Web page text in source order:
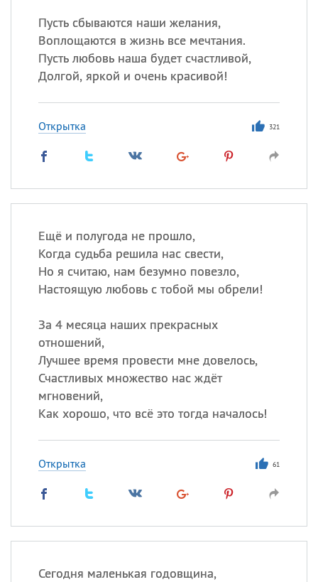
Пусть сбываются наши желания,
Воплощаются в жизнь все мечтания.
Пусть любовь наша будет счастливой,
Долгой, яркой и очень красивой!
Открытка 321
Ещё и полугода не прошло,
Когда судьба решила нас свести,
Но я считаю, нам безумно повезло,
Настоящую любовь с тобой мы обрели!
За 4 месяца наших прекрасных
отношений,
Лучшее время провести мне довелось,
Счастливых множество нас ждёт
мгновений,
Как хорошо, что всё это тогда началось!
Открытка 61
Сегодня маленькая годовщина,